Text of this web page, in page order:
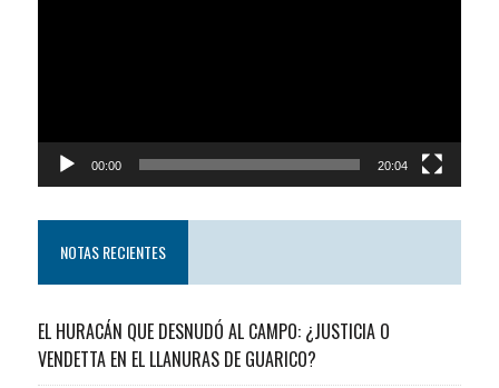
00:00 20:04
NOTAS RECIENTES
EL HURACÁN QUE DESNUDÓ AL CAMPO: ¿JUSTICIA O
VENDETTA EN EL LLANURAS DE GUARICO?